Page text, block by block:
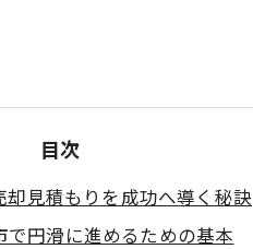
目次
見積もりを成功へ導く秘訣
円滑に進めるための基本